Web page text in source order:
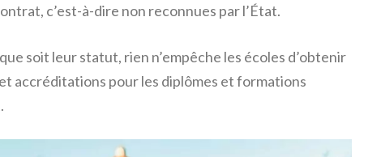
c’est-à-dire non reconnues par l’État.
soit leur statut, rien n’empêche les écoles d’obtenir
accréditations pour les diplômes et formations